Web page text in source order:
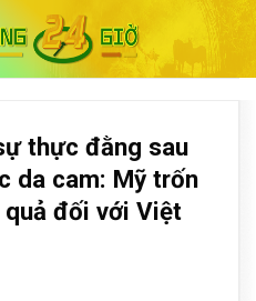
thực đằng sau
da cam: Mỹ trốn
quả đối với Việt